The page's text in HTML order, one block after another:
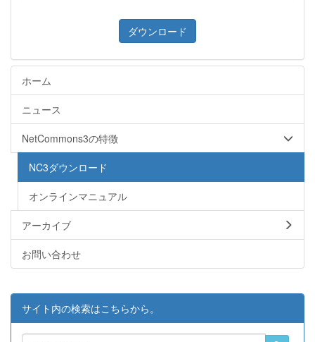
ダウンロード
ホーム
ニュース
NetCommons3の特徴
NC3ダウンロード
オンラインマニュアル
アーカイブ
お問い合わせ
サイト内の検索はこちらから。